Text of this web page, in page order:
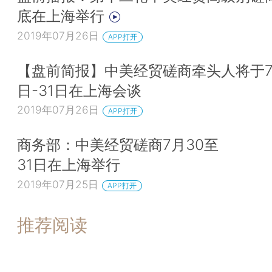
底在上海举行
2019年07月26日 APP打开
【盘前简报】中美经贸磋商牵头人将
日-31日在上海会谈
2019年07月26日 APP打开
商务部：中美经贸磋商7月30至
31日在上海举行
2019年07月25日 APP打开
推荐阅读